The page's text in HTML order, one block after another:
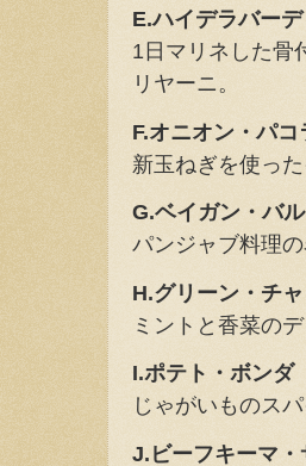
E.ハイデラバー
1日マリネした骨
リヤーニ。
F.オニオン・パコ
新玉ねぎを使っ
G.ベイガン・バ
パンジャブ料理
H.グリーン・チ
ミントと香菜の
I.ポテト・ボンダ
じゃがいものス
J.ビーフキーマ・